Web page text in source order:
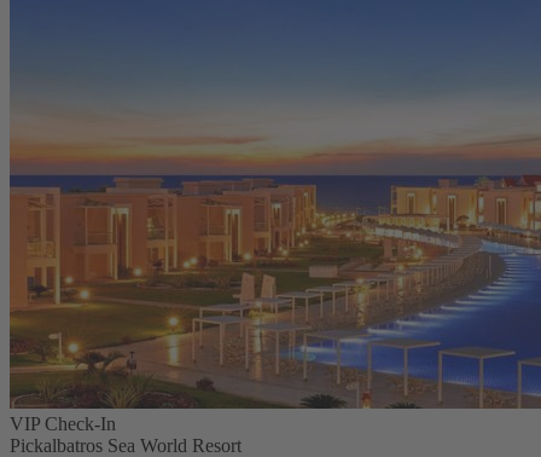
VIP Check-In
Pickalbatros Sea World Resort